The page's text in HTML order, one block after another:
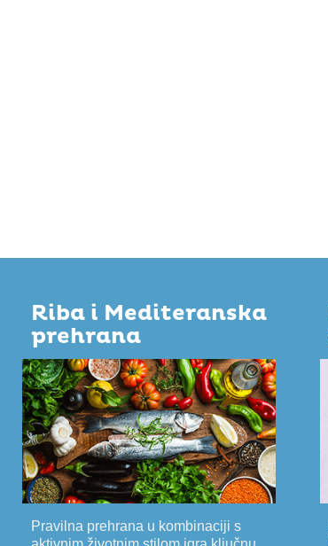
Riba i Mediteranska
prehrana
Pravilna prehrana u kombinaciji s